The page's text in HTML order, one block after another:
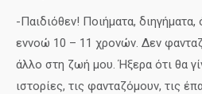
-Παιδιόθεν! Ποιήματα,
εννοώ 10 – 11 χρονών. Δεν
άλλο στη ζωή μου. Ήξερα ότι θα
ιστορίες, τις φανταζόμουν, τις